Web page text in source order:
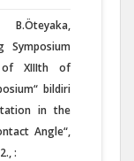
Symposium
of XIIIth of
bildiri
in the
Angle“,
: